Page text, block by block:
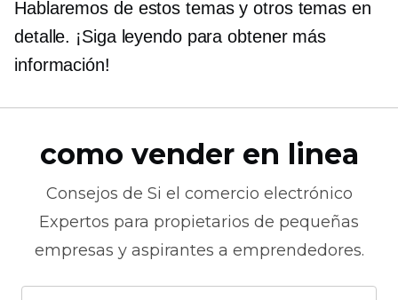
Hablaremos de estos temas y otros temas en
detalle. ¡Siga leyendo para obtener más
información!
como vender en linea
Consejos de Si el comercio electrónico
Expertos para propietarios de pequeñas
empresas y aspirantes a emprendedores.